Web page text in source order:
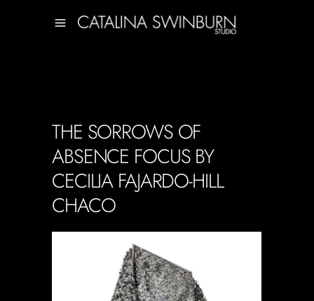
THE SORROWS OF
ABSENCE FOCUS BY
CECILIA FAJARDO-HILL
CHACO